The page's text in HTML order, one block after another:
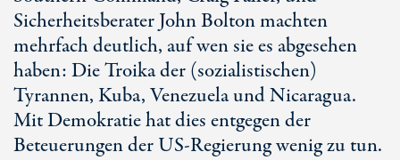
Sicherheitsberater John Bolton machten
mehrfach deutlich, auf wen sie es abgesehen
haben: Die Troika der (sozialistischen)
Tyrannen, Kuba, Venezuela und Nicaragua.
Mit Demokratie hat dies entgegen der
Beteuerungen der US-Regierung wenig zu tun.